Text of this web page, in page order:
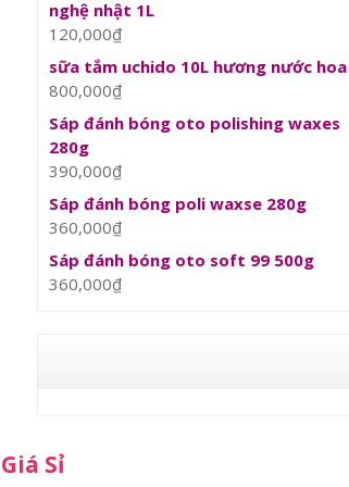
nghệ nhật 1L
120,000₫
sữa tắm uchido 10L hương nước hoa
800,000₫
Sáp đánh bóng oto polishing waxes
280g
390,000₫
Sáp đánh bóng poli waxse 280g
360,000₫
Sáp đánh bóng oto soft 99 500g
360,000₫
Sỉ